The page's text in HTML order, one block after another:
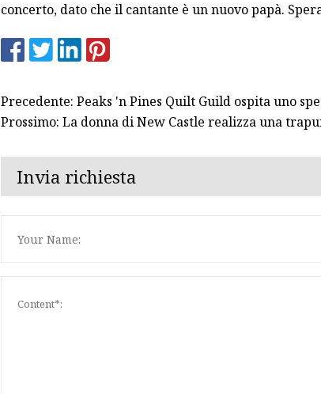
concerto, dato che il cantante è un nuovo papà.
Precedente: Peaks 'n Pines Quilt Guild ospita uno
Prossimo: La donna di New Castle realizza una
Invia richiesta